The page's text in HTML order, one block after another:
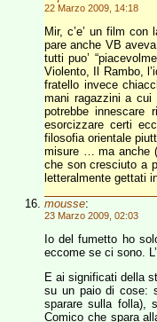
22 Marzo 2009, 14:18
Mir, c’e’ un film
pare anche VB
tutti puo’
Violento, Il Rambo,
fratello invece
mani ragazzini a cui
potrebbe
esorcizzare certi
filosofia orientale
misure … ma anche
che son cresciuto a
letteralmente gettati
mousse:
23 Marzo 2009, 02:03
Io del fumetto ho
eccome se ci sono.
E ai significati della
su un paio di cose:
sparare sulla folla),
Comico che spara